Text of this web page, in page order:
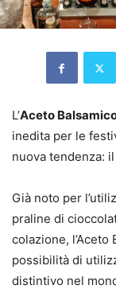
L’Aceto
inedita per le
nuova tendenza:
Già noto per
praline di
colazione,
possibilità di
distintivo nel